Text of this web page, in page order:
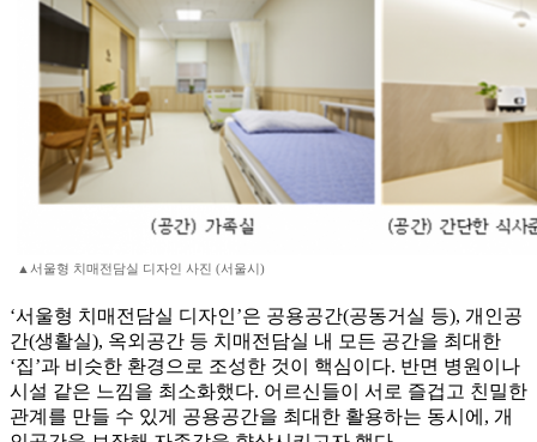
▲서울형 치매전담실 디자인 사진 (서울시)
‘서울형 치매전담실 디자인’은 공용공간(공동거실 등), 개인공
간(생활실), 옥외공간 등 치매전담실 내 모든 공간을 최대한
‘집’과 비슷한 환경으로 조성한 것이 핵심이다. 반면 병원이나
시설 같은 느낌을 최소화했다. 어르신들이 서로 즐겁고 친밀한
관계를 만들 수 있게 공용공간을 최대한 활용하는 동시에, 개